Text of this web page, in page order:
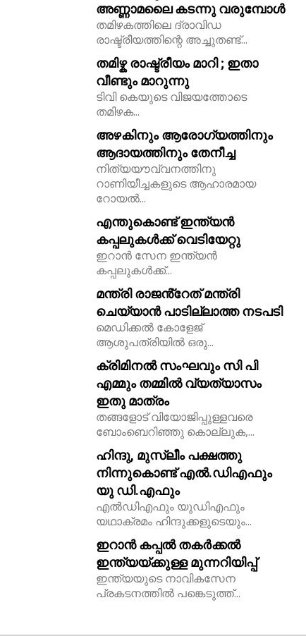
അണ്ണാമലൈ കടന്നു വരുമ്പോൾ
തമിഴകത്തിലെ ദ്രാവിഡ
രാഷ്ട്രീയത്തിന്റെ അച്ചുതണ്ട്...
തമിഴ്ക രാഷ്ട്രീയം മാറി ; ഇതാ
വീണ്ടും മാറുന്നു
ടിവി കെയുടെ വിജയത്തോടെ
തമിഴക...
അഴകിനും ആരോഗ്യത്തിനും
ആദായത്തിനും തേനീച്ച
നിത്യയൗവ്വനത്തിനു
റാണിയീച്ചകളുടെ ആഹാരമായ
റോയല്‍...
എന്തുകൊണ്ട് ഇന്ത്യൻ
കപ്പലുകൾക്ക് വെടിയേറ്റു
ഇറാൻ സേന ഇന്ത്യൻ
കപ്പലുകൾക്ക്...
മന്ത്രി രാജൻ്റേത് മന്ത്രി
ചെയ്യാൻ പാടില്ലാത്ത നടപടി
മെഡിക്കൽ കോളേജ്
ആശുപത്രിയിൽ ഒരു...
ക്രിമിനൽ സംഘവും സി പി
എമ്മും തമ്മിൽ വ്യത്യാസം
ഇതു മാത്രം
തങ്ങളോട് വിയോജിപ്പുള്ളവരെ
ബോംബെറിഞ്ഞു കൊല്ലുക,...
ഹിന്ദു, മുസ്ലീം പക്ഷത്തു
നിന്നുകൊണ്ട് എൽ.ഡിഎഫും
യു ഡി.എഫും
എൽഡിഎഫും യുഡിഎഫും
യഥാക്രമം ഹിന്ദുക്കളുടെയും...
ഇറാൻ കപ്പൽ തകർക്കൽ
ഇന്ത്യയ്ക്കുള്ള മുന്നറിയിപ്പ്
ഇന്ത്യയുടെ നാവികസേന
പ്രകടനത്തിൽ പങ്കെടുത്ത്...